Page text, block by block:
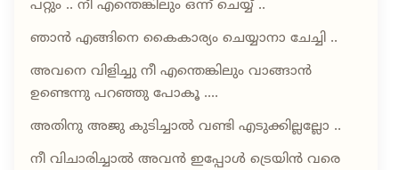
പറ്റും .. നീ എന്തെങ്കിലും ഒന്ന് ചെയ്യ് ..
ഞാൻ എങ്ങിനെ കൈകാര്യം ചെയ്യാനാ ചേച്ചി ..
അവനെ വിളിച്ചു നീ എന്തെങ്കിലും വാങ്ങാൻ
ഉണ്ടെന്നു പറഞ്ഞു പോകൂ ....
അതിനു അജു കുടിച്ചാൽ വണ്ടി എടുക്കില്ലല്ലോ ..
നീ വിചാരിച്ചാൽ അവൻ ഇപ്പോൾ ട്രെയിൻ വരെ